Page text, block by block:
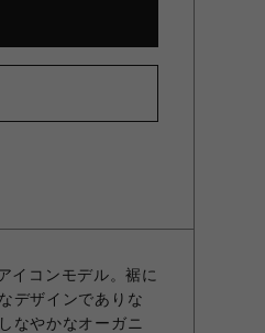
イコンモデル。裾に
デザインでありな
なやかなオーガニ